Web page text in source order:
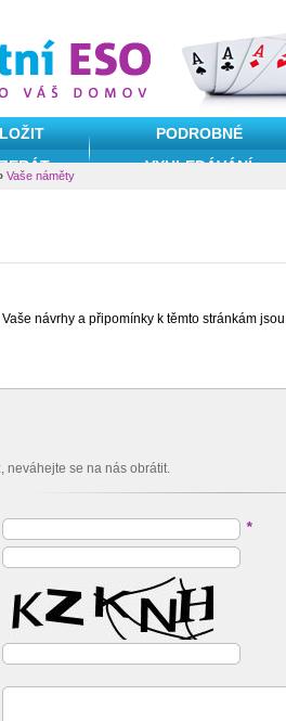
Vaše náměty
návrhy a připomínky k těmto stránkám
neváhejte se na nás obrátit.
*
PODROBNÉ
VYHLEDÁVÁNÍ